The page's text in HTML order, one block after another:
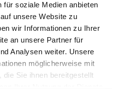
für soziale Medien anbieten
unsere Website zu
wir Informationen zu Ihrer
an unsere Partner für
Analysen weiter. Unsere
möglicherweise mit
Sie ihnen bereitgestellt
der